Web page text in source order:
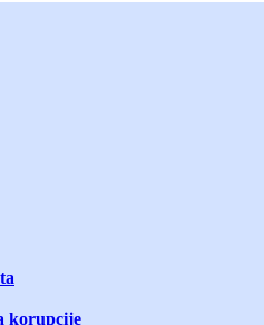
korupcije